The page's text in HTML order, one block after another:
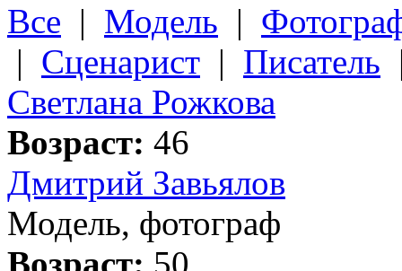
Все | Модель |
| Сценарист | Писатель
Светлана Рожкова
Возраст: 46
Дмитрий Завьялов
Модель, фотограф
Возраст: 50